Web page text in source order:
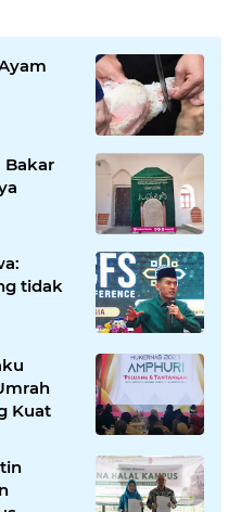
Bakar
tidak
Kuat